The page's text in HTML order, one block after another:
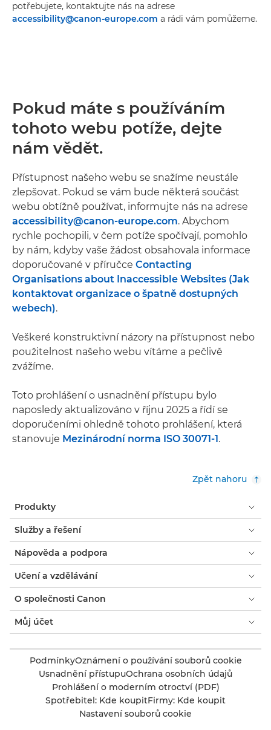
potřebujete, kontaktujte nás na adrese
accessibility@canon-europe.com a rádi vám pomůžeme.
Pokud máte s používáním
tohoto webu potíže, dejte
nám vědět.
Přístupnost našeho webu se snažíme neustále
zlepšovat. Pokud se vám bude některá součást
webu obtížně používat, informujte nás na adrese
accessibility@canon-europe.com. Abychom
rychle pochopili, v čem potíže spočívají, pomohlo
by nám, kdyby vaše žádost obsahovala informace
doporučované v příručce Contacting
Organisations about Inaccessible Websites (Jak
kontaktovat organizace o špatně dostupných
webech).
Veškeré konstruktivní názory na přístupnost nebo
použitelnost našeho webu vítáme a pečlivě
zvážíme.
Toto prohlášení o usnadnění přístupu bylo
naposledy aktualizováno v říjnu 2025 a řídí se
doporučeními ohledně tohoto prohlášení, která
stanovuje Mezinárodní norma ISO 30071-1.
Zpět nahoru
Produkty
Služby a řešení
Nápověda a podpora
Učení a vzdělávání
O společnosti Canon
Můj účet
PodmínkyOznámení o používání souborů cookie
Usnadnění přístupuOchrana osobních údajů
Prohlášení o moderním otroctví (PDF)
Spotřebitel: Kde koupitFirmy: Kde koupit
Nastavení souborů cookie